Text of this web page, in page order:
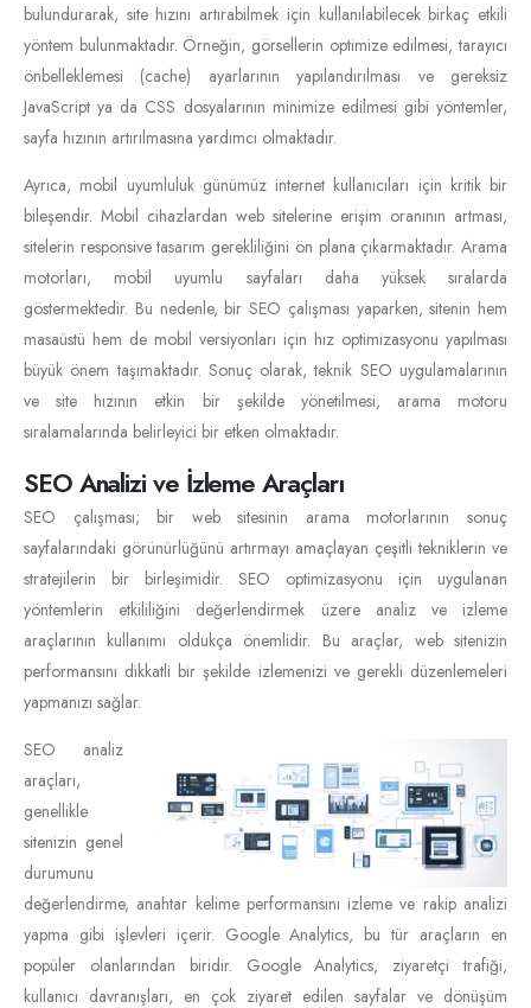
bulundurarak, site hızını artırabilmek için kullanılabilecek birkaç etkili
yöntem bulunmaktadır. Örneğin, görsellerin optimize edilmesi, tarayıcı
önbelleklemesi (cache) ayarlarının yapılandırılması ve gereksiz
JavaScript ya da CSS dosyalarının minimize edilmesi gibi yöntemler,
sayfa hızının artırılmasına yardımcı olmaktadır.
Ayrıca, mobil uyumluluk günümüz internet kullanıcıları için kritik bir
bileşendir. Mobil cihazlardan web sitelerine erişim oranının artması,
sitelerin responsive tasarım gerekliliğini ön plana çıkarmaktadır. Arama
motorları, mobil uyumlu sayfaları daha yüksek sıralarda
göstermektedir. Bu nedenle, bir SEO çalışması yaparken, sitenin hem
masaüstü hem de mobil versiyonları için hız optimizasyonu yapılması
büyük önem taşımaktadır. Sonuç olarak, teknik SEO uygulamalarının
ve site hızının etkin bir şekilde yönetilmesi, arama motoru
sıralamalarında belirleyici bir etken olmaktadır.
SEO Analizi ve İzleme Araçları
SEO çalışması; bir web sitesinin arama motorlarının sonuç
sayfalarındaki görünürlüğünü artırmayı amaçlayan çeşitli tekniklerin ve
stratejilerin bir birleşimidir. SEO optimizasyonu için uygulanan
yöntemlerin etkililiğini değerlendirmek üzere analiz ve izleme
araçlarının kullanımı oldukça önemlidir. Bu araçlar, web sitenizin
performansını dikkatli bir şekilde izlemenizi ve gerekli düzenlemeleri
yapmanızı sağlar.
SEO analiz
araçları,
genellikle
sitenizin genel
durumunu
değerlendirme, anahtar kelime performansını izleme ve rakip analizi
yapma gibi işlevleri içerir. Google Analytics, bu tür araçların en
popüler olanlarından biridir. Google Analytics, ziyaretçi trafiği,
kullanıcı davranışları, en çok ziyaret edilen sayfalar ve dönüşüm